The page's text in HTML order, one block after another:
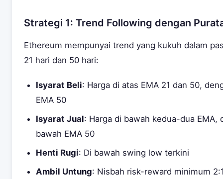
Strategi 1: Trend Following dengan
Ethereum mempunyai trend yang kukuh dalam
21 hari dan 50 hari:
Isyarat Beli: Harga di atas EMA 21 dan 50,
EMA 50
Isyarat Jual: Harga di bawah kedua-dua EMA,
bawah EMA 50
Henti Rugi: Di bawah swing low terkini
Ambil Untung: Nisbah risk-reward minimum